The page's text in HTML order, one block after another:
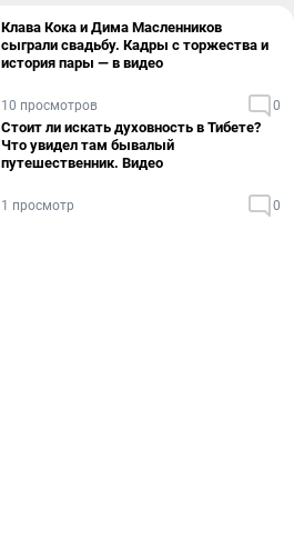
Клава Кока и Дима Масленников
сыграли свадьбу. Кадры с торжества и
история пары — в видео
10 просмотров 0
Стоит ли искать духовность в Тибете?
Что увидел там бывалый
путешественник. Видео
1 просмотр 0